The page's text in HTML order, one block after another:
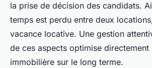
la prise de décision des candidats.
temps est perdu entre deux
vacance locative. Une gestion
de ces aspects optimise directement
immobilière sur le long terme.